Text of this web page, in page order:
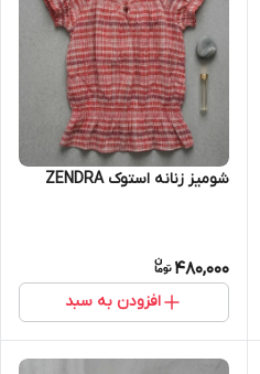
شومیز زنانه استوک ZENDRA
480,000
افزودن به سبد